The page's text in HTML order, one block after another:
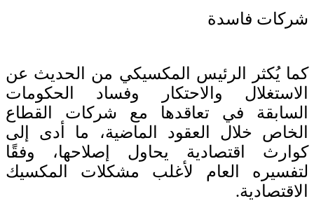
شركات فاسدة
كما يُكثر الرئيس المكسيكي من الحديث عن
الاستغلال والاحتكار وفساد الحكومات
السابقة في تعاقدها مع شركات القطاع
الخاص خلال العقود الماضية، ما أدى إلى
كوارث اقتصادية يحاول إصلاحها، وفقًا
لتفسيره العام لأغلب مشكلات المكسيك
الاقتصادية.